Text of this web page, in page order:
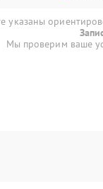
указаны
Мы проверим ваше